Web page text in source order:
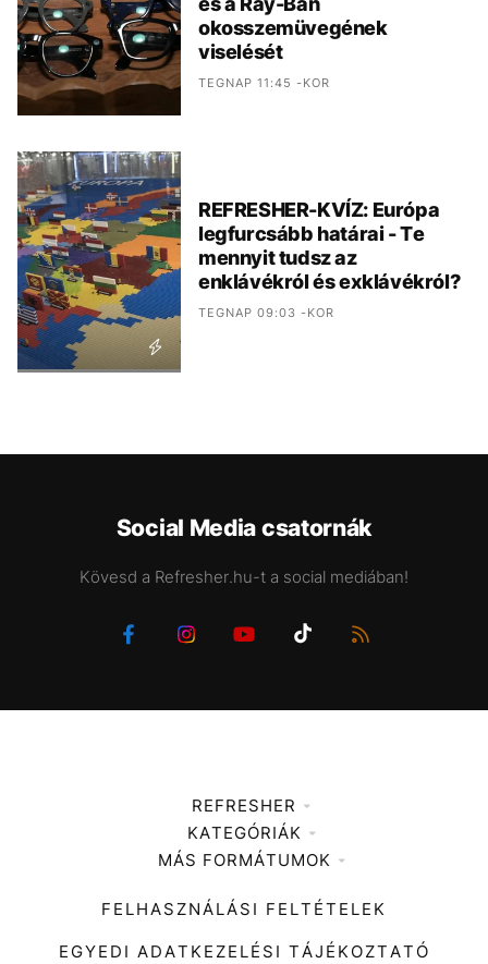
okosszemüvegének
viselését
TEGNAP 11:45 -KOR
REFRESHER-KVÍZ: Európa
legfurcsább határai - Te
mennyit tudsz az
enklávékról és exklávékról?
TEGNAP 09:03 -KOR
Social Media csatornák
Kövesd a Refresher.hu-t a social mediában!
REFRESHER
Médiaajánlat
KATEGÓRIÁK
Zene
Divat
Kultúra
MÁS FORMÁTUMOK
FELHASZNÁLÁSI FELTÉTELEK
EGYEDI ADATKEZELÉSI TÁJÉKOZTATÓ